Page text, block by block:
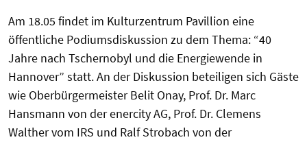
Am 18.05 findet im Kulturzentrum Pavillion eine
öffentliche Podiumsdiskussion zu dem Thema: “40
Jahre nach Tschernobyl und die Energiewende in
Hannover” statt. An der Diskussion beteiligen sich Gäste
wie Oberbürgermeister Belit Onay, Prof. Dr. Marc
Hansmann von der enercity AG, Prof. Dr. Clemens
Walther vom IRS und Ralf Strobach von der